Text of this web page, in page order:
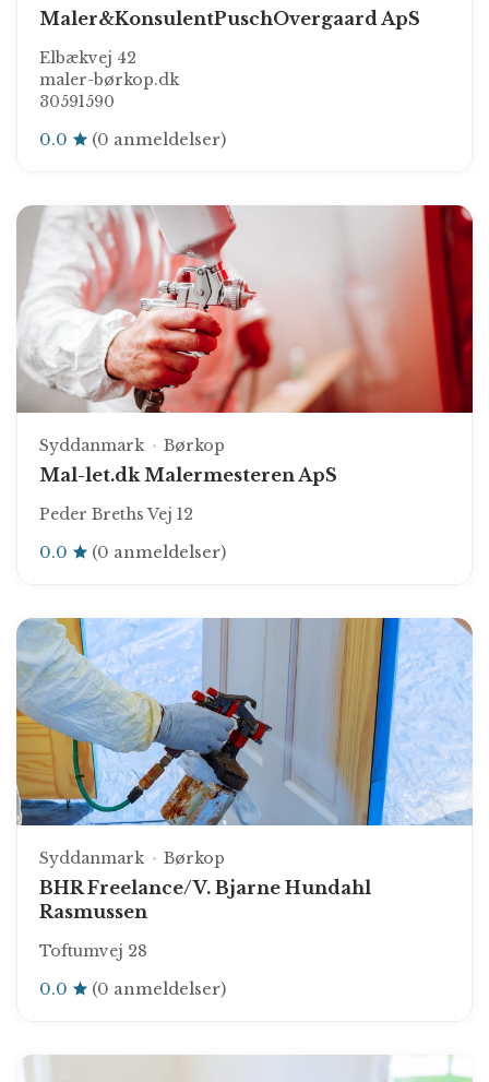
Maler&KonsulentPuschOvergaard ApS
Elbækvej 42
maler-børkop.dk
30591590
0.0 (0 anmeldelser)
Syddanmark Børkop
Mal-let.dk Malermesteren ApS
Peder Breths Vej 12
0.0 (0 anmeldelser)
Syddanmark Børkop
BHR Freelance/V. Bjarne Hundahl
Rasmussen
Toftumvej 28
0.0 (0 anmeldelser)